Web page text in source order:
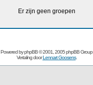
Er zijn geen groepen
Powered byphpBB© 2001, 2005 phpBB Group
Vertaling doorLennart Goosens.